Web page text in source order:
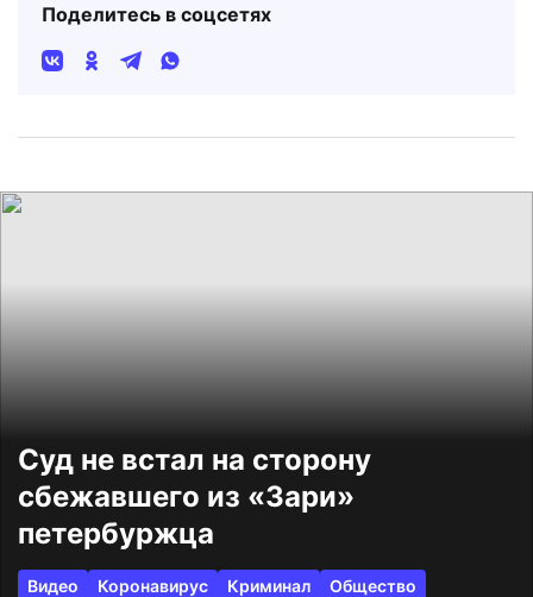
Поделитесь в соцсетях
Суд не встал на сторону
сбежавшего из «Зари»
петербуржца
Видео Коронавирус Криминал
Общество